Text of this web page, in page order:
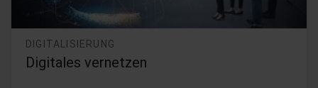
DIGITALISIERUNG
Gesetz zum Einsatz von KI in der EU